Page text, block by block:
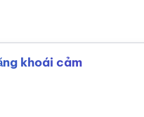
khoái cảm